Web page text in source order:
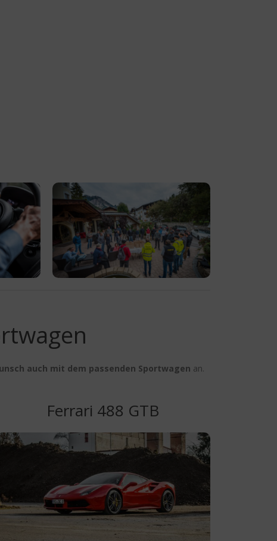
auch mit dem passenden Sportwagen an.
Ferrari 488 GTB